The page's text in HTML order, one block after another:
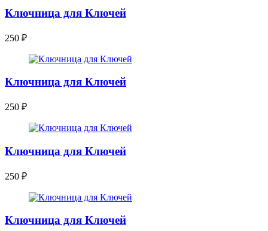
Ключница для Ключей
250 ₽
Ключница для Ключей
250 ₽
Ключница для Ключей
250 ₽
Ключница для Ключей